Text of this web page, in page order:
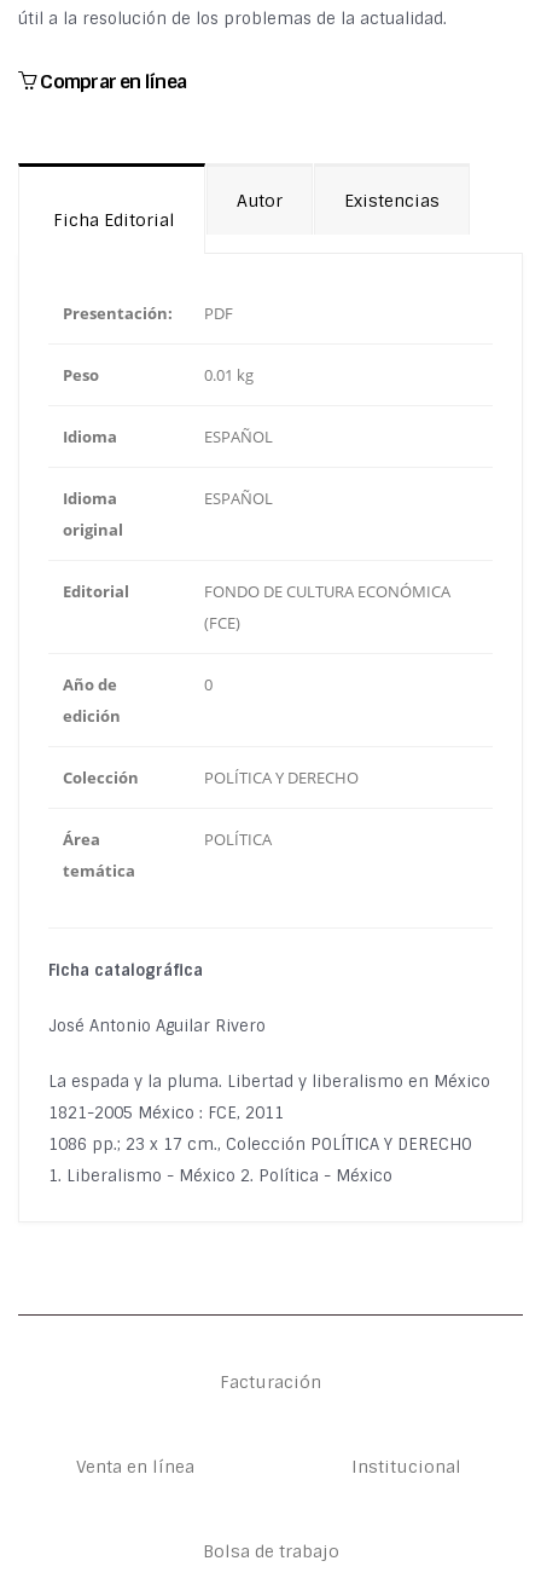
útil a la resolución de los problemas de la actualidad.
Comprar en línea
Ficha Editorial
Autor Existencias
Presentación: PDF
Peso 0.01 kg
Idioma ESPAÑOL
Idioma
original
ESPAÑOL
Editorial
FONDO DE CULTURA ECONÓMICA
(FCE)
Año de
edición
0
Colección POLÍTICA Y DERECHO
Área
temática
POLÍTICA
Ficha catalográfica
José Antonio Aguilar Rivero
La espada y la pluma. Libertad y liberalismo en México
1821-2005 México : FCE, 2011
1086 pp.; 23 x 17 cm., Colección POLÍTICA Y DERECHO
1. Liberalismo - México 2. Política - México
Facturación
Venta en línea Institucional
Bolsa de trabajo